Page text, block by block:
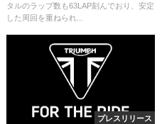
タルのラップ数も63LAP刻んでおり、安定
した周回を重ねられ...
プレスリリース